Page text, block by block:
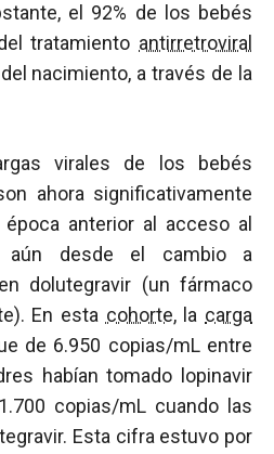
el 92% de los bebés
tratamiento antirretroviral
nacimiento, a través de la
virales de los bebés
ahora significativamente
anterior al acceso al
aún desde el cambio a
dolutegravir (un fármaco
En esta cohorte, la carga
de 6.950 copias/mL entre
habían tomado lopinavir
copias/mL cuando las
Esta cifra estuvo por